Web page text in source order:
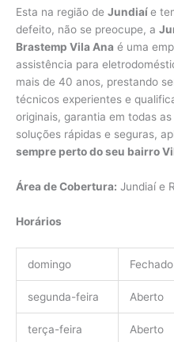
Esta na região de Jundiaíe
defeito, não se preocupe, a
Brastemp Vila Ana é uma
assistência para
mais de 40 anos, prestando
técnicos experientes e
originais, garantia em todas
soluções rápidas e seguras,
sempre perto do seu bairro
Área de Cobertura: Jundiaí e
Horários
domingo Fechado
segunda-feira Aberto
terça-feira Aberto